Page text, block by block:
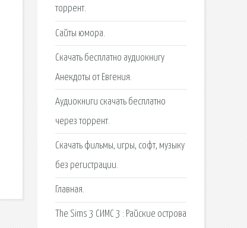
торрент.
Сайты юмора.
Скачать бесплатно аудиокнигу
Анекдоты от Евгения.
Аудиокниги скачать бесплатно
через торрент.
Скачать фильмы, игры, софт, музыку
без регистрации.
Главная.
The Sims 3 СИМС 3 : Райские острова